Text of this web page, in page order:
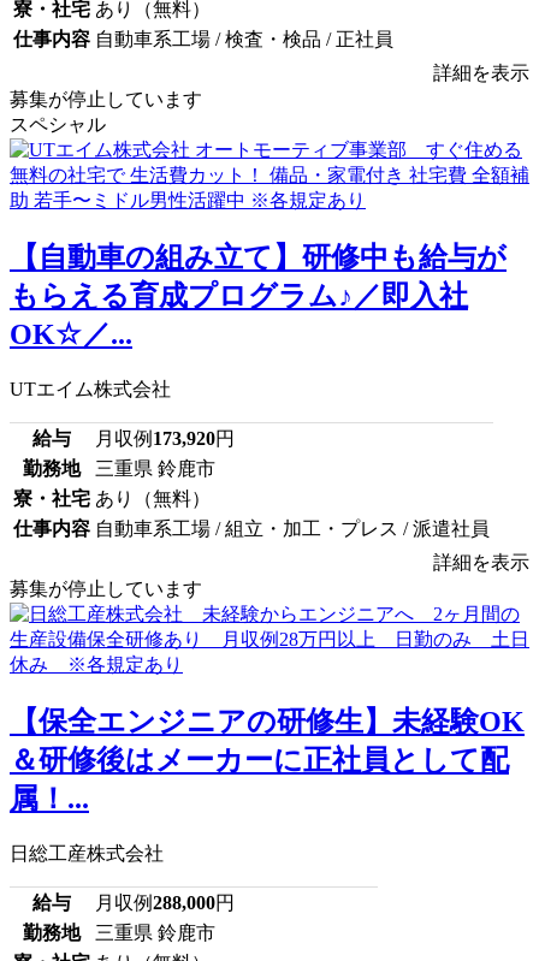
寮・社宅 あり（無料）
仕事内容 自動車系工場 / 検査・検品 / 正社員
詳細を表示
募集が停止しています
スペシャル
【自動車の組み立て】研修中も給与が
もらえる育成プログラム♪／即入社
OK☆／...
UTエイム株式会社
給与 月収例 173,920円
勤務地
三重県 鈴鹿市
寮・社宅 あり（無料）
仕事内容 自動車系工場 / 組立・加工・プレス / 派遣社員
詳細を表示
募集が停止しています
【保全エンジニアの研修生】未経験OK
＆研修後はメーカーに正社員として配
属！...
日総工産株式会社
給与 月収例288,000円
勤務地
三重県 鈴鹿市